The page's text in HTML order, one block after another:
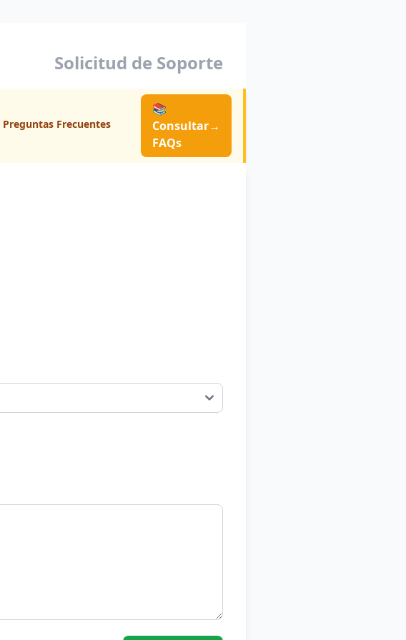
Solicitud de Soporte
Preguntas Frecuentes
📚
Consultar
FAQs
→